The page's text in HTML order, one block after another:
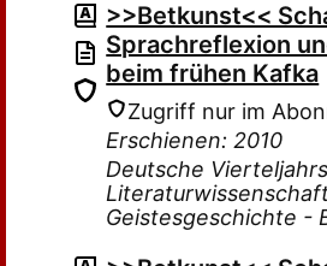
>>Betkunst<<
Sprachreflexion
beim frühen Kafka
Zugriff nur im
Erschienen: 2010
Deutsche
Geistesgeschichte -